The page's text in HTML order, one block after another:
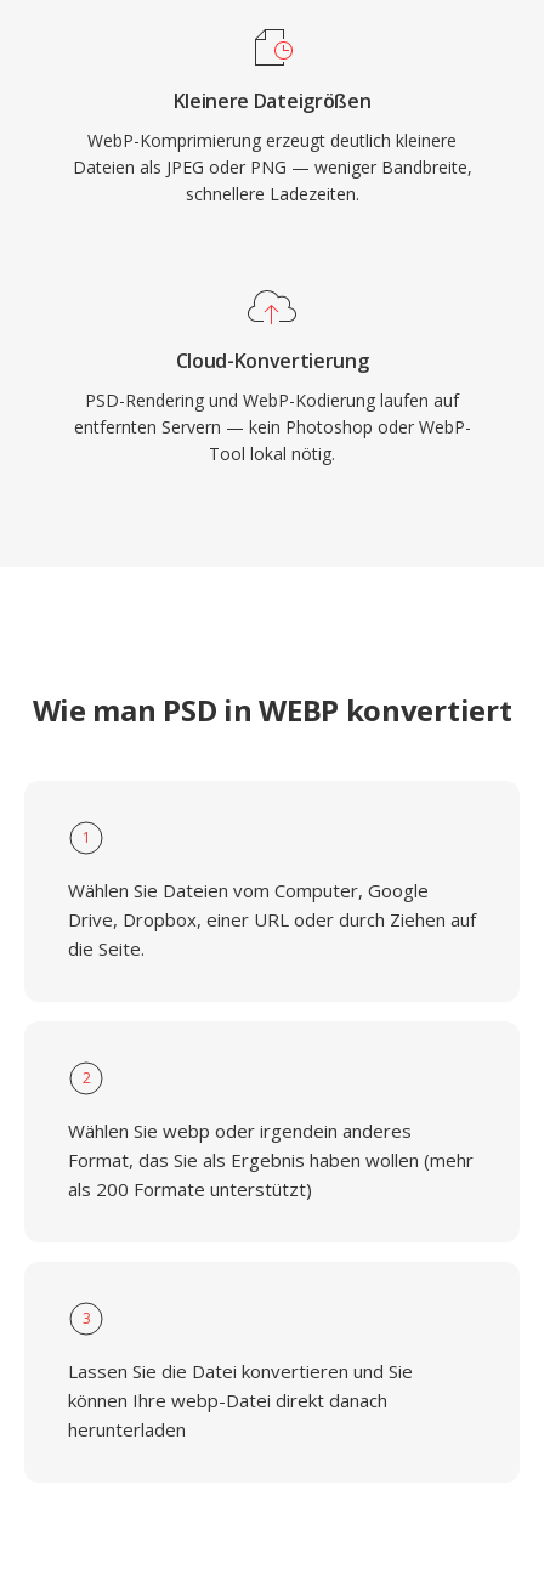
Kleinere Dateigrößen
WebP-Komprimierung erzeugt deutlich kleinere
Dateien als JPEG oder PNG — weniger Bandbreite,
schnellere Ladezeiten.
Cloud-Konvertierung
PSD-Rendering und WebP-Kodierung laufen auf
entfernten Servern — kein Photoshop oder WebP-
Tool lokal nötig.
Wie man PSD in WEBP konvertiert
1
Wählen Sie Dateien vom Computer, Google
Drive, Dropbox, einer URL oder durch Ziehen auf
die Seite.
2
Wählen Sie webp oder irgendein anderes
Format, das Sie als Ergebnis haben wollen (mehr
als 200 Formate unterstützt)
3
Lassen Sie die Datei konvertieren und Sie
können Ihre webp-Datei direkt danach
herunterladen